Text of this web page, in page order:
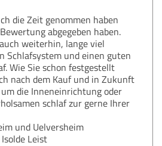
die Zeit genommen haben
abgegeben haben.
weiterhin, lange viel
Schlafsystem und einen guten
Wie Sie schon festgestellt
nach dem Kauf und in Zukunft
die Inneneinrichtung oder
schlaf zur gerne Ihrer
und Uelversheim
Leist